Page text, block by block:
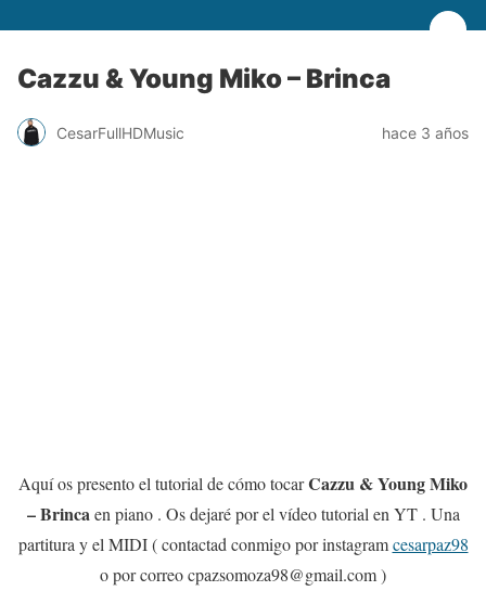
Cazzu & Young Miko – Brinca
CesarFullHDMusic hace 3 años
Aquí os presento el tutorial de cómo tocarCazzu & Young Miko
– Brincaen piano . Os dejaré por el vídeo tutorial en YT . Una
partitura y el MIDI ( contactad conmigo por instagramcesarpaz98
o por correo cpazsomoza98@gmail.com )